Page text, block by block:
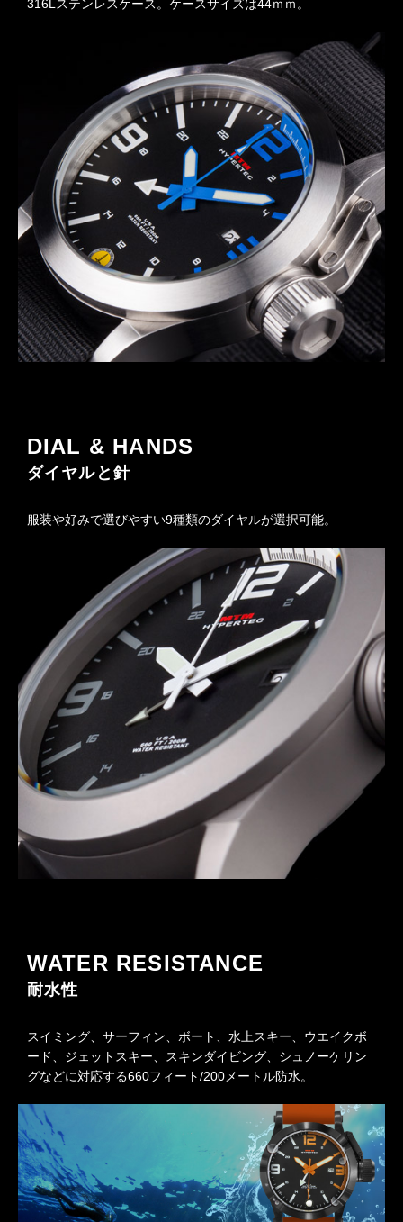
316Lステンレスケース。ケースサイズは44ｍｍ。
DIAL & HANDS
ダイヤルと針
服装や好みで選びやすい9種類のダイヤルが選択可能。
WATER RESISTANCE
耐水性
スイミング、サーフィン、ボート、水上スキー、ウエイクボ
ード、ジェットスキー、スキンダイビング、シュノーケリン
グなどに対応する660フィート/200メートル防水。